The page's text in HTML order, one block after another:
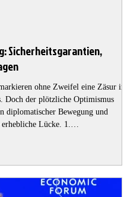
Sicherheitsgarantien,
ohne Zweifel eine Zäsur im
Doch der plötzliche Optimismus
diplomatischer Bewegung und
Lücke. 1.